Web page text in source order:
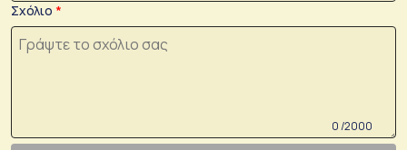
Σχόλιο
0 /2000